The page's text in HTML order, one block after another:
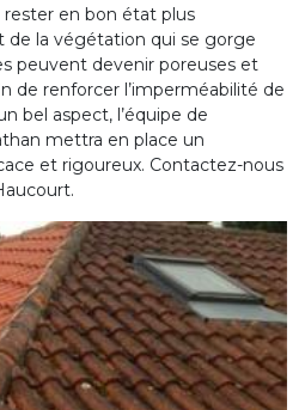
en bon état plus
de la végétation qui se gorge
peuvent devenir poreuses et
de renforcer l’imperméabilité de
bel aspect, l’équipe de
mettra en place un
et rigoureux. Contactez-nous